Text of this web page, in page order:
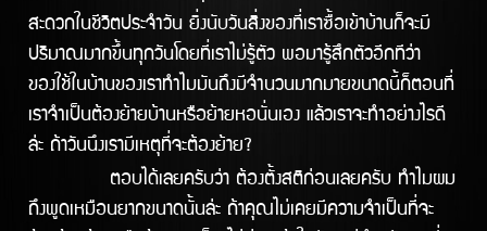
สะดวกในชีวิตประจำวัน ยิ่งนับวันสิ่งของที่เราซื้อเข้าบ้านก็จะมี
ปริมาณมากขึ้นทุกวันโดยที่เราไม่รู้ตัว พอมารู้สึกตัวอีกทีว่า
ของใช้ในบ้านของเราทำไมมันถึงมีจำนวนมากมายขนาดนี้ก็ตอนที่
เราจำเป็นต้องย้ายบ้านหรือย้ายหอนั่นเอง แล้วเราจะทำอย่างไรดี
ล้่ะ ถ้าวันนึงเรามีเหตุที่จะต้องย้าย?
ตอบได้เลยครับว่า ต้องตั้งสติก่อนเลยครับ ทำไมผม
ถึงพูดเหมือนยากขนาดนั้นล่ะ ถ้าคุณไม่เคยมีความจำเป็นที่จะ